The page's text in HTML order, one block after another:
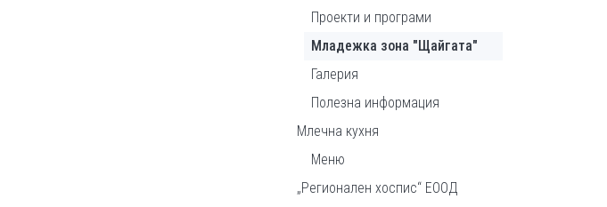
Проекти и програми
Младежка зона "Щайгата"
Галерия
Полезна информация
Млечна кухня
Меню
„Регионален хоспис“ ЕООД